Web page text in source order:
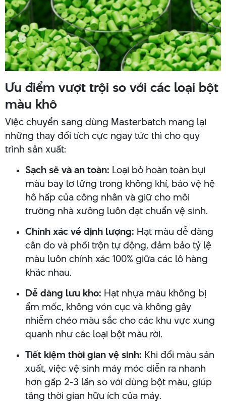
Ưu điểm vượt trội so với các loại bột
màu khô
Việc chuyển sang dùng Masterbatch mang lại
những thay đổi tích cực ngay tức thì cho quy
trình sản xuất:
Sạch sẽ và an toàn: Loại bỏ hoàn toàn bụi
màu bay lơ lửng trong không khí, bảo vệ hệ
hô hấp của công nhân và giữ cho môi
trường nhà xưởng luôn đạt chuẩn vệ sinh.
Chính xác về định lượng: Hạt màu dễ dàng
cân đo và phối trộn tự động, đảm bảo tỷ lệ
màu luôn chính xác 100% giữa các lô hàng
khác nhau.
Dễ dàng lưu kho: Hạt nhựa màu không bị
ẩm mốc, không vón cục và không gây
nhiễm chéo màu sắc cho các khu vực xung
quanh như các loại bột màu rời.
Tiết kiệm thời gian vệ sinh: Khi đổi màu sản
xuất, việc vệ sinh máy móc diễn ra nhanh
hơn gấp 2-3 lần so với dùng bột màu, giúp
tăng thời gian hữu ích của máy.